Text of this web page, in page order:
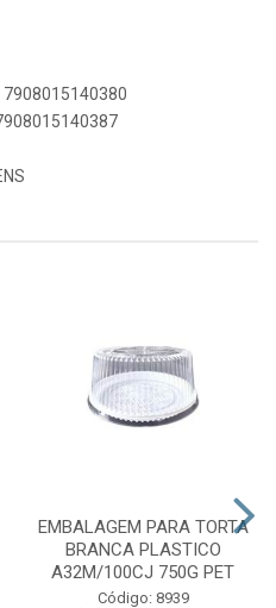
7908015140380
EMBALAGEM PARA TORTA
BRANCA PLASTICO
A32M/100CJ 750G PET
Código: 8939